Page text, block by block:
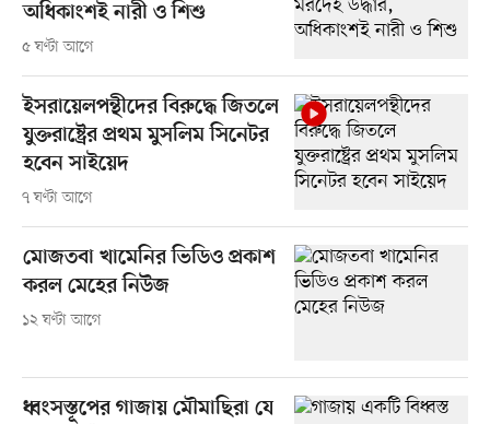
অধিকাংশই নারী ও শিশু
৫ ঘণ্টা আগে
ইসরায়েলপন্থীদের বিরুদ্ধে জিতলে
যুক্তরাষ্ট্রের প্রথম মুসলিম সিনেটর
হবেন সাইয়েদ
৭ ঘণ্টা আগে
মোজতবা খামেনির ভিডিও প্রকাশ
করল মেহের নিউজ
১২ ঘণ্টা আগে
ধ্বংসস্তূপের গাজায় মৌমাছিরা যে